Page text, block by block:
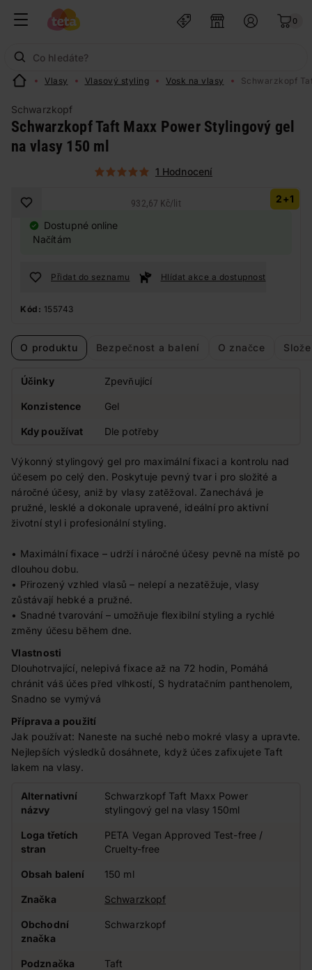
0
Vlasy Vlasový styling Vosk na vlasy Schwarzkopf
Schwarzkopf
Schwarzkopf Taft Maxx Power Stylingový gel
na vlasy 150 ml
1 Hodnocení
2+1
932,67 Kč/ lit
Dostupné online
Načítám
Přidat do seznamu Hlídat akce a dostupnost
Kód: 155743
O produktu Bezpečnost a balení O značce
Účinky Zpevňující
Konzistence Gel
Kdy používat Dle potřeby
Výkonný stylingový gel pro maximální fixaci a kontrolu nad
účesem po celý den. Poskytuje pevný tvar i pro složité a
náročné účesy, aniž by vlasy zatěžoval. Zanechává je
pružné, lesklé a dokonale upravené, ideální pro aktivní
životní styl i profesionální styling.
• Maximální fixace – udrží i náročné účesy pevně na místě po
dlouhou dobu.
• Přirozený vzhled vlasů – nelepí a nezatěžuje, vlasy
zůstávají hebké a pružné.
• Snadné tvarování – umožňuje flexibilní styling a rychlé
změny účesu během dne.
Vlastnosti
Dlouhotrvající, nelepivá fixace až na 72 hodin, Pomáhá
chránit váš účes před vlhkostí, S hydratačním panthenolem,
Snadno se vymývá
Příprava a použití
Jak používat: Naneste na suché nebo mokré vlasy a upravte.
Nejlepších výsledků dosáhnete, když účes zafixujete Taft
lakem na vlasy.
Alternativní
názvy
Schwarzkopf Taft Maxx Power
stylingový gel na vlasy 150ml
Loga třetích
stran
PETA Vegan Approved Test-free /
Cruelty-free
Obsah balení 150 ml
Značka Schwarzkopf
Obchodní
značka
Schwarzkopf
Podznačka Taft